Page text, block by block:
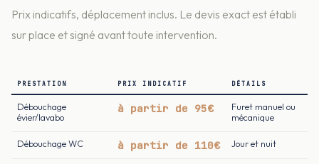
Prix indicatifs, déplacement inclus. Le devis exact est établi
sur place et signé avant toute intervention.
PRESTATION PRIX INDICATIF DÉTAILS
Débouchage
évier/lavabo
à partir de 95€
Furet manuel ou
mécanique
Débouchage WC à partir de 110€ Jour et nuit